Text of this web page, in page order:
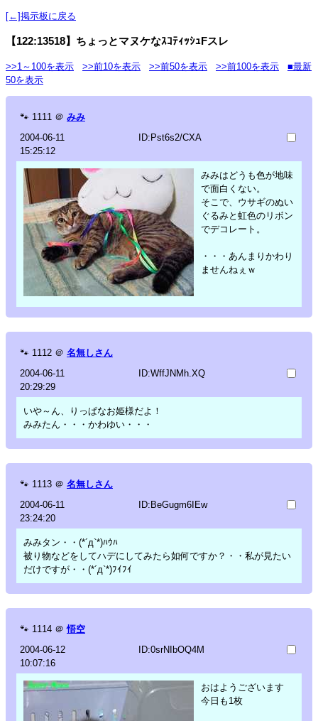
[←]掲示板に戻る
【122:13518】ちょっとマヌケなｽｺﾃｨｯｼｭFスレ
>>1～100を表示 >>前10を表示 >>前50を表示 >>前100を表示
■最新
50を表示
🐾 1111 ＠ みみ
2004-06-11
15:25:12
ID:Pst6s2/CXA
みみはどうも色が地味
で面白くない。
そこで、ウサギのぬい
ぐるみと虹色のリボン
でデコレート。
・・・あんまりかわり
ませんねぇｗ
🐾 1112 ＠ 名無しさん
2004-06-11
20:29:29
ID:WffJNMh.XQ
いや～ん、りっぱなお姫様だよ！
みみたん・・・かわゆい・・・
🐾 1113 ＠ 名無しさん
2004-06-11
23:24:20
ID:BeGugm6IEw
みみタン・・(*´д`*)ﾊｳﾊ
被り物などをしてハデにしてみたら如何ですか？・・私が見たい
だけですが・・(*´д`*)ﾌｲﾌｲ
🐾 1114 ＠ 悟空
2004-06-12
10:07:16
ID:0srNIbOQ4M
おはようございます
今日も1枚